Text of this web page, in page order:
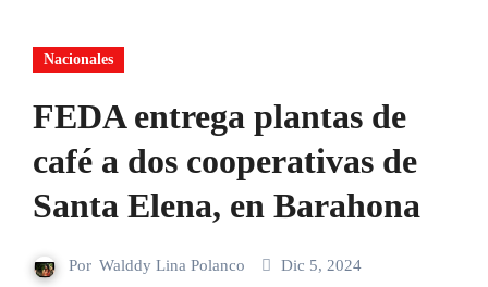
Nacionales
FEDA entrega plantas de
café a dos cooperativas de
Santa Elena, en Barahona
Por Walddy Lina Polanco Dic 5, 2024